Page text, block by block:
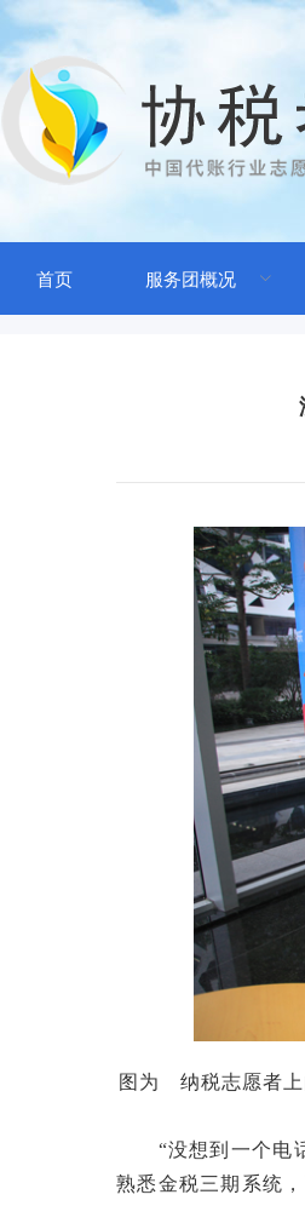
首页 服务团概况
图为 纳税志愿者上
“没想到一个电话
熟悉金税三期系统